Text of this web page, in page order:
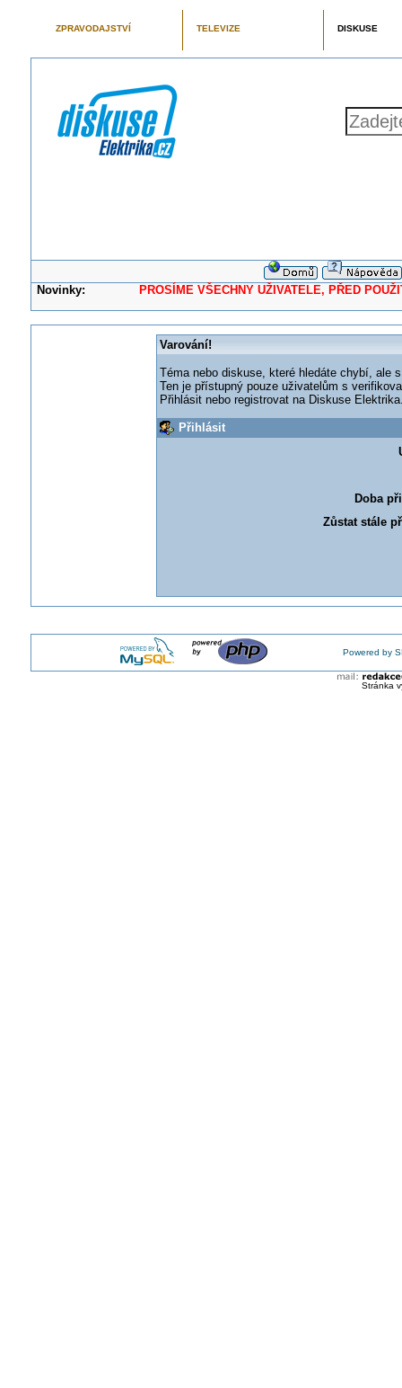
ZPRAVODAJSTVÍ TELEVIZE DISKUSE
Novinky: PROSÍME VŠECHNY UŽIVATELE, PŘED
Varování!
Téma nebo diskuse, které hledáte chybí, ale
Ten je přístupný pouze uživatelům s
Přihlásit nebo registrovat na Diskuse
Přihlásit
Doba
Zůstat stále
Powered by
Stránka